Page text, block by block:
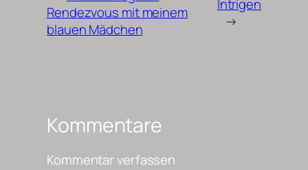
Rendezvous mit meinem
blauen Mädchen
Intrigen
→
Kommentare
Kommentar verfassen